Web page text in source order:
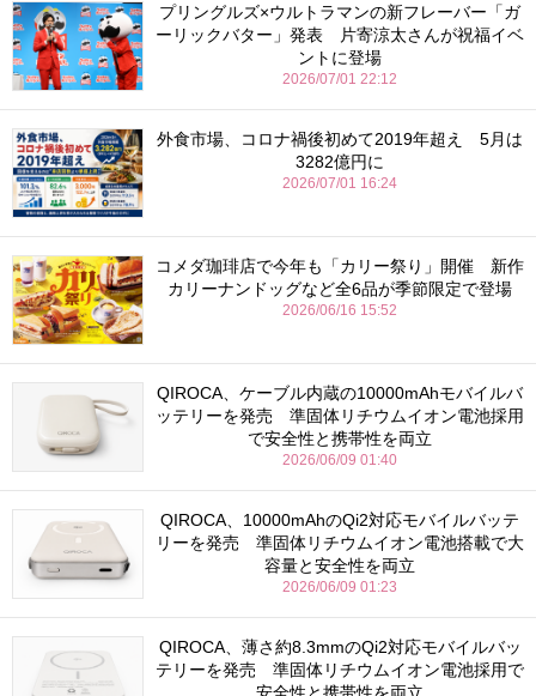
プリングルズ×ウルトラマンの新フレーバー「ガ
ーリックバター」発表 片寄涼太さんが祝福イベ
ントに登場
2026/07/01 22:12
外食市場、コロナ禍後初めて2019年超え 5月は
3282億円に
2026/07/01 16:24
コメダ珈琲店で今年も「カリー祭り」開催 新作
カリーナンドッグなど全6品が季節限定で登場
2026/06/16 15:52
QIROCA、ケーブル内蔵の10000mAhモバイルバ
ッテリーを発売 準固体リチウムイオン電池採用
で安全性と携帯性を両立
2026/06/09 01:40
QIROCA、10000mAhのQi2対応モバイルバッテ
リーを発売 準固体リチウムイオン電池搭載で大
容量と安全性を両立
2026/06/09 01:23
QIROCA、薄さ約8.3mmのQi2対応モバイルバッ
テリーを発売 準固体リチウムイオン電池採用で
安全性と携帯性を両立